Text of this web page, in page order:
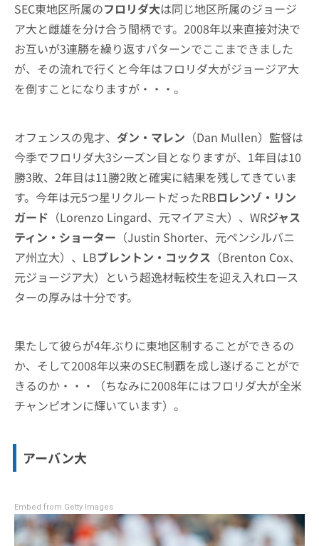
SEC東地区所属のフロリダ大は同じ地区所属のジョージ
ア大と雌雄を分け合う間柄です。2008年以来直接対決で
お互いが3連勝を繰り返すパターンでここまできました
が、その流れで行くと今年はフロリダ大がジョージア大
を倒すことになりますが・・・。
オフェンスの鬼才、 ダン・マレン （Dan Mullen）監督は
今季でフロリダ大3シーズン目となりますが、1年目は10
勝3敗、2年目は11勝2敗と確実に結果を残してきていま
す。今年は元5つ星リクルートだったRBロレンゾ・リン
ガード （Lorenzo Lingard、元マイアミ大）、WRジャス
ティン・ショーター （Justin Shorter、元ペンシルバニ
ア州立大）、LBブレントン・コックス （Brenton Cox、
元ジョージア大）という超逸材転校生を迎え入れロース
ターの厚みは十分です。
果たして彼らが4年ぶりに東地区制することができるの
か、そして2008年以来のSEC制覇を成し遂げることがで
きるのか・・・（ちなみに2008年にはフロリダ大が全米
チャンピオンに輝いています）。
アーバン大
Embed from Getty Images